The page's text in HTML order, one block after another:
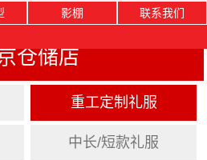
影棚
联系我们
仓储店
重工定制礼服
中长/短款礼服